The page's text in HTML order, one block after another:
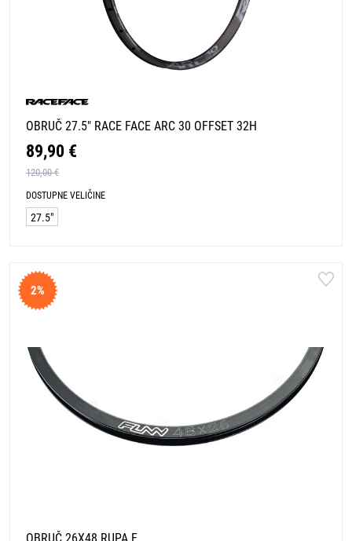
OBRUČ 27.5" RACE FACE ARC 30 OFFSET 32H
89,90 €
120,00 €
DOSTUPNE VELIČINE
27.5"
2%